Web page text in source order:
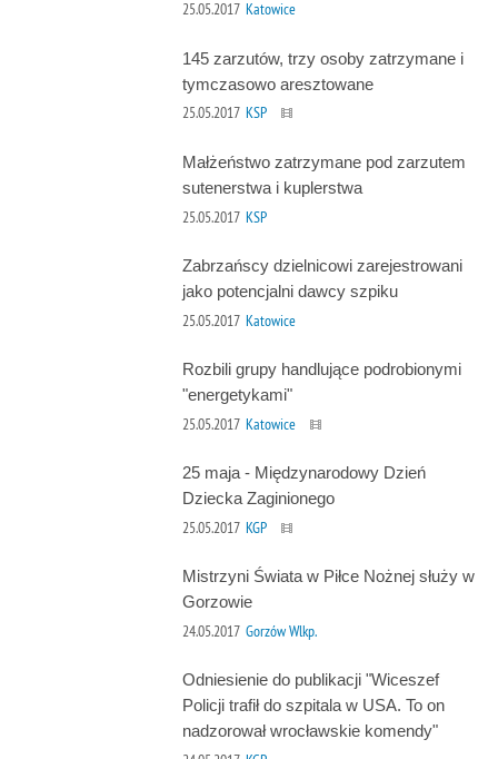
25.05.2017 Katowice
145 zarzutów, trzy osoby zatrzymane i
tymczasowo aresztowane
25.05.2017 KSP
Małżeństwo zatrzymane pod zarzutem
sutenerstwa i kuplerstwa
25.05.2017 KSP
Zabrzańscy dzielnicowi zarejestrowani
jako potencjalni dawcy szpiku
25.05.2017 Katowice
Rozbili grupy handlujące podrobionymi
"energetykami"
25.05.2017 Katowice
25 maja - Międzynarodowy Dzień
Dziecka Zaginionego
25.05.2017 KGP
Mistrzyni Świata w Piłce Nożnej służy w
Gorzowie
24.05.2017 Gorzów Wlkp.
Odniesienie do publikacji "Wiceszef
Policji trafił do szpitala w USA. To on
nadzorował wrocławskie komendy"